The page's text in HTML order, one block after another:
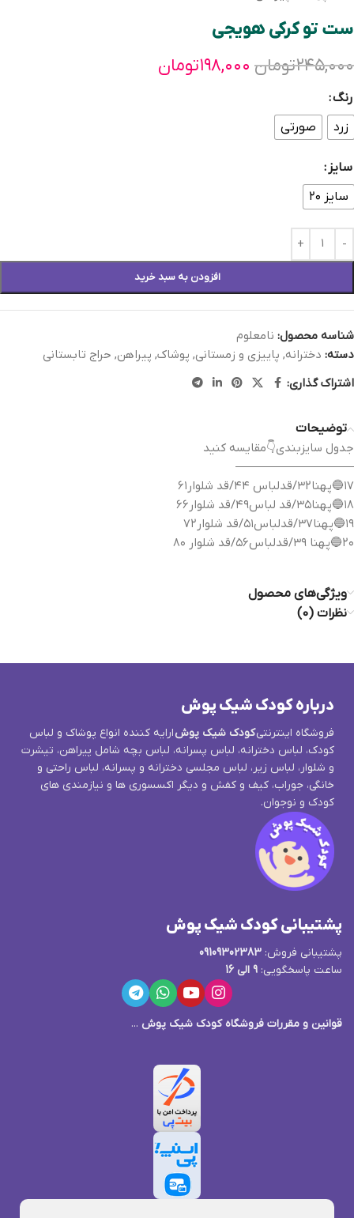
ست تو کرکی هویجی
۲۴۵,۰۰۰تومان ۱۹۸,۰۰۰تومان
رنگ
زرد
صورتی
سایز
سایز ۲۰
افزودن به سبد خرید
شناسه محصول: نامعلوم
دسته: دخترانه, پاییزی و زمستانی, پوشاک, پیراهن, حراج تابستانی
اشتراک گذاری:
توضیحات
جدول سایزبندی👇مقایسه کنید
——————————
۱۷🔵پهنا۳۲/قدلباس ۴۴/قد شلوار۶۱
۱۸🔵پهنا۳۵/قد لباس۴۹/قد شلوار۶۶
۱۹🔵پهنا۳۷/قدلباس۵۱/قد شلوار۷۲
۲۰🔵پهنا ۳۹/قدلباس۵۶/قد شلوار ۸۰
ویژگی‌های محصول
نظرات (0)
درباره کودک شیک پوش
فروشگاه اینترنتیکودک شیک پوشارایه کننده انواع پوشاک و لباس
کودک، لباس دخترانه، لباس پسرانه، لباس بچه شامل پیراهن، تیشرت
و شلوار، لباس زیر، لباس مجلسی دخترانه و پسرانه، لباس راحتی و
خانگی، جوراب، کیف و کفش و دیگر اکسسوری ها و نیازمندی های
کودک و نوجوان.
پشتیبانی کودک شیک پوش
پشتیبانی فروش: 09109302383
ساعت پاسخگویی: 9 الی 16
قوانین و مقررات فروشگاه کودک شیک پوش ...